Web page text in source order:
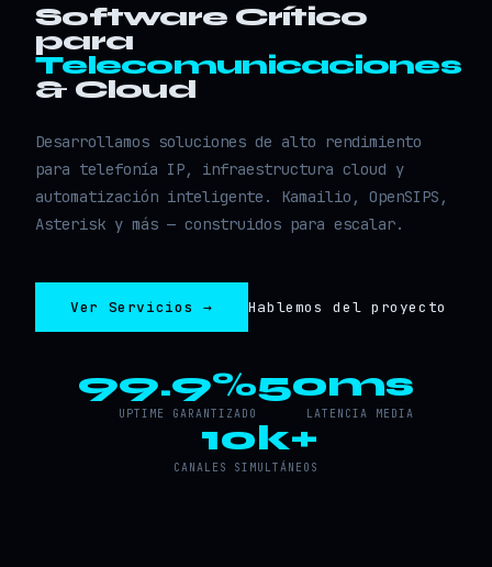
Software Crítico
para
Telecomunicaciones
& Cloud
Desarrollamos soluciones de alto rendimiento
para telefonía IP, infraestructura cloud y
automatización inteligente. Kamailio, OpenSIPS,
Asterisk y más — construidos para escalar.
Ver Servicios → Hablemos del proyecto
99.9%
UPTIME GARANTIZADO
50ms
LATENCIA MEDIA
10k+
CANALES SIMULTÁNEOS